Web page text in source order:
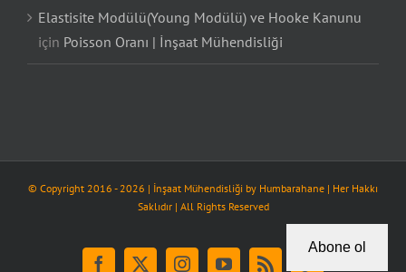
Elastisite Modülü(Young Modülü) ve Hooke Kanunu
için Poisson Oranı | İnşaat Mühendisliği
© Copyright 2016 - 2026 | İnşaat Mühendisliği by Humbarahane | Her Hakkı
Saklıdır | All Rights Reserved
Abone ol